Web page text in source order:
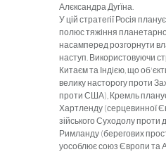
Алєксандра Дугїна.
У цій стратегії Росія
полюстяжіння
насамперед розгорнути
наступ. Використовуючи
Китаєм та Індією, що
велику насторогу проти
проти США), Кремль
Хартленду (серцевинної
зійського Суходолу проти
Римланду (берегових
уособлює союз Європи та